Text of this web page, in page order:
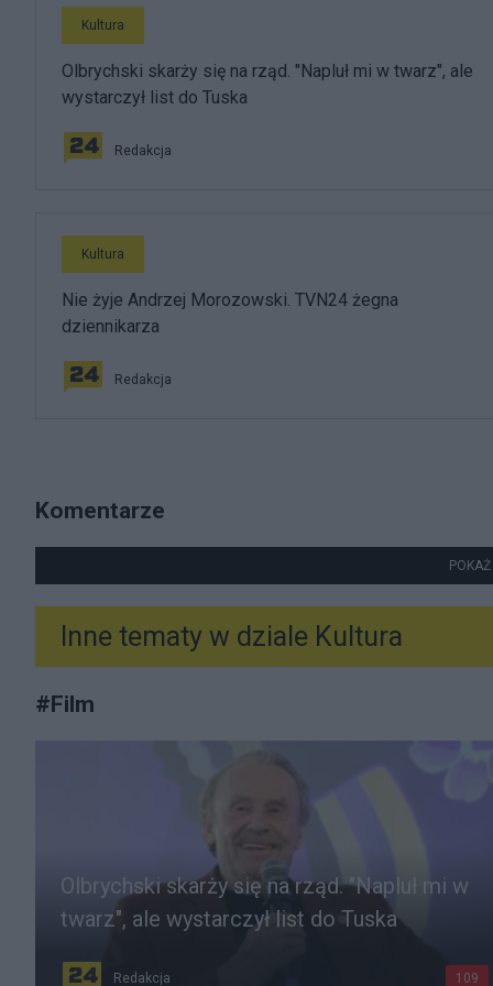
Kultura
Olbrychski skarży się na rząd. "Napluł mi w twarz", ale
wystarczył list do Tuska
Redakcja
Kultura
Nie żyje Andrzej Morozowski. TVN24 żegna
dziennikarza
Redakcja
Komentarze
Inne tematy w dziale Kultura
#Film
Olbrychski skarży się na rząd. "Napluł mi w
twarz", ale wystarczył list do Tuska
Redakcja 109